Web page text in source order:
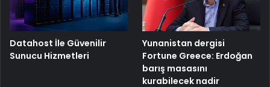
Datahost İle Güvenilir
Sunucu Hizmetleri
Yunanistan dergisi
Fortune Greece: Erdoğan
barış masasını
kurabilecek nadir